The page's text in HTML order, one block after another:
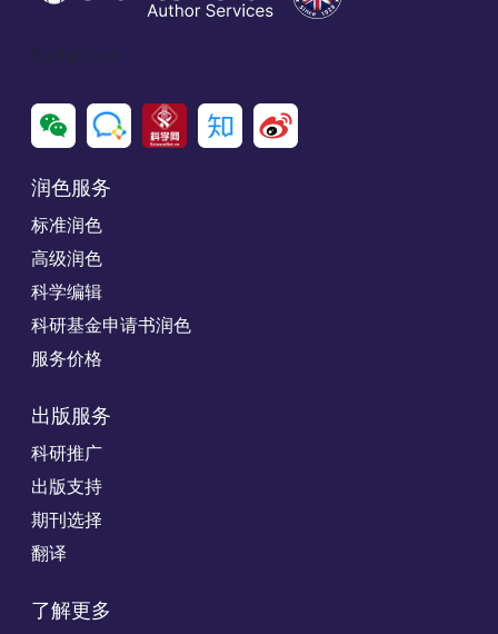
Social Icon
润色服务
标准润色
高级润色
科学编辑
科研基金申请书润色
服务价格
出版服务
科研推广
出版支持
期刊选择
翻译
了解更多